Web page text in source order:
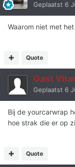
Geplaatst 6
Waarom niet met
Quote
Gast
Geplaatst 6
Bij de yourcarwrap
hoe strak die er op
Quote